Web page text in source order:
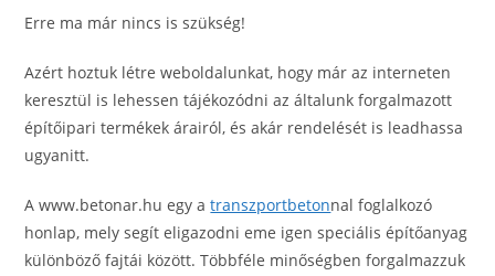
Erre ma már nincs is szükség!
Azért hoztuk létre weboldalunkat, hogy már az interneten
keresztül is lehessen tájékozódni az általunk forgalmazott
építőipari termékek árairól, és akár rendelését is leadhassa
ugyanitt.
A www.betonar.hu egy atranszportbetonnal foglalkozó
honlap, mely segít eligazodni eme igen speciális építőanyag
különböző fajtái között. Többféle minőségben forgalmazzuk